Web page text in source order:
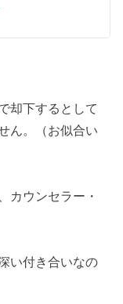
却下するとして
ん。（お似合い
カウンセラー・
い付き合いなの